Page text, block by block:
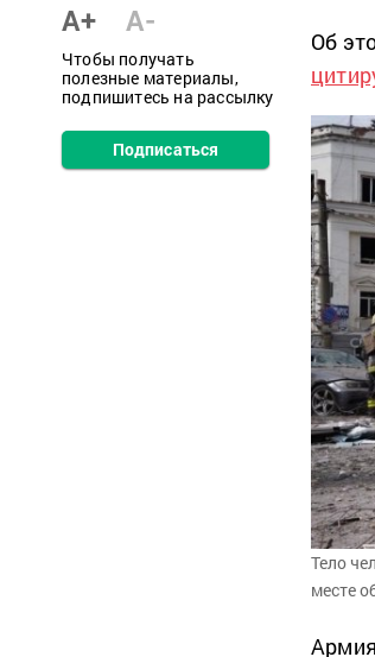
A+ A-
Чтобы получать
полезные материалы,
подпишитесь на рассылку
Подписаться
Об
Тело
месте